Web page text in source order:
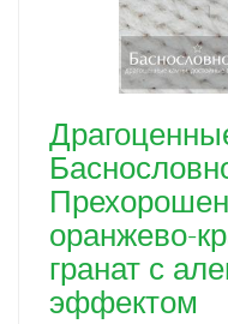
оранжево-
гранат с
эффектом